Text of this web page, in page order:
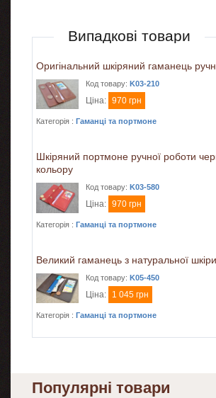
Випадкові товари
Оригінальний шкіряний гаманець
Код товару: K03-210
Ціна: 970 грн
Категорія : Гаманці та портмоне
Шкіряний портмоне ручної роботи
кольору
Код товару: K03-580
Ціна: 970 грн
Категорія : Гаманці та портмоне
Великий гаманець з натуральної
Код товару: K05-450
Ціна: 1 045 грн
Категорія : Гаманці та портмоне
Популярні товари